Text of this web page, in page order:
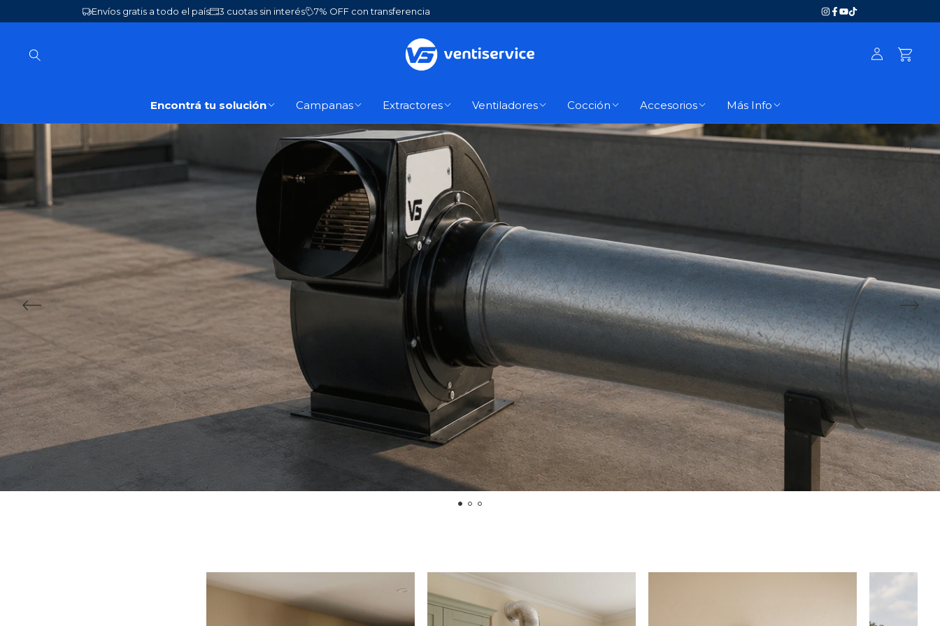
Envíos gratis a todo el país 3 cuotas sin interés 7% OFF con transferencia
Encontrá tu solución Campanas Extractores Ventiladores Cocción Accesorios Más Info
1/3